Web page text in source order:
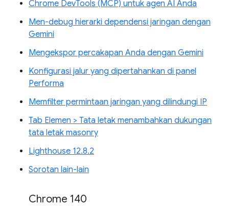
Chrome DevTools (MCP) untuk agen AI Anda
Men-debug hierarki dependensi jaringan dengan
Gemini
Mengekspor percakapan Anda dengan Gemini
Konfigurasi jalur yang dipertahankan di panel
Performa
Memfilter permintaan jaringan yang dilindungi IP
Tab Elemen > Tata letak menambahkan dukungan
tata letak masonry
Lighthouse 12.8.2
Sorotan lain-lain
Chrome 140